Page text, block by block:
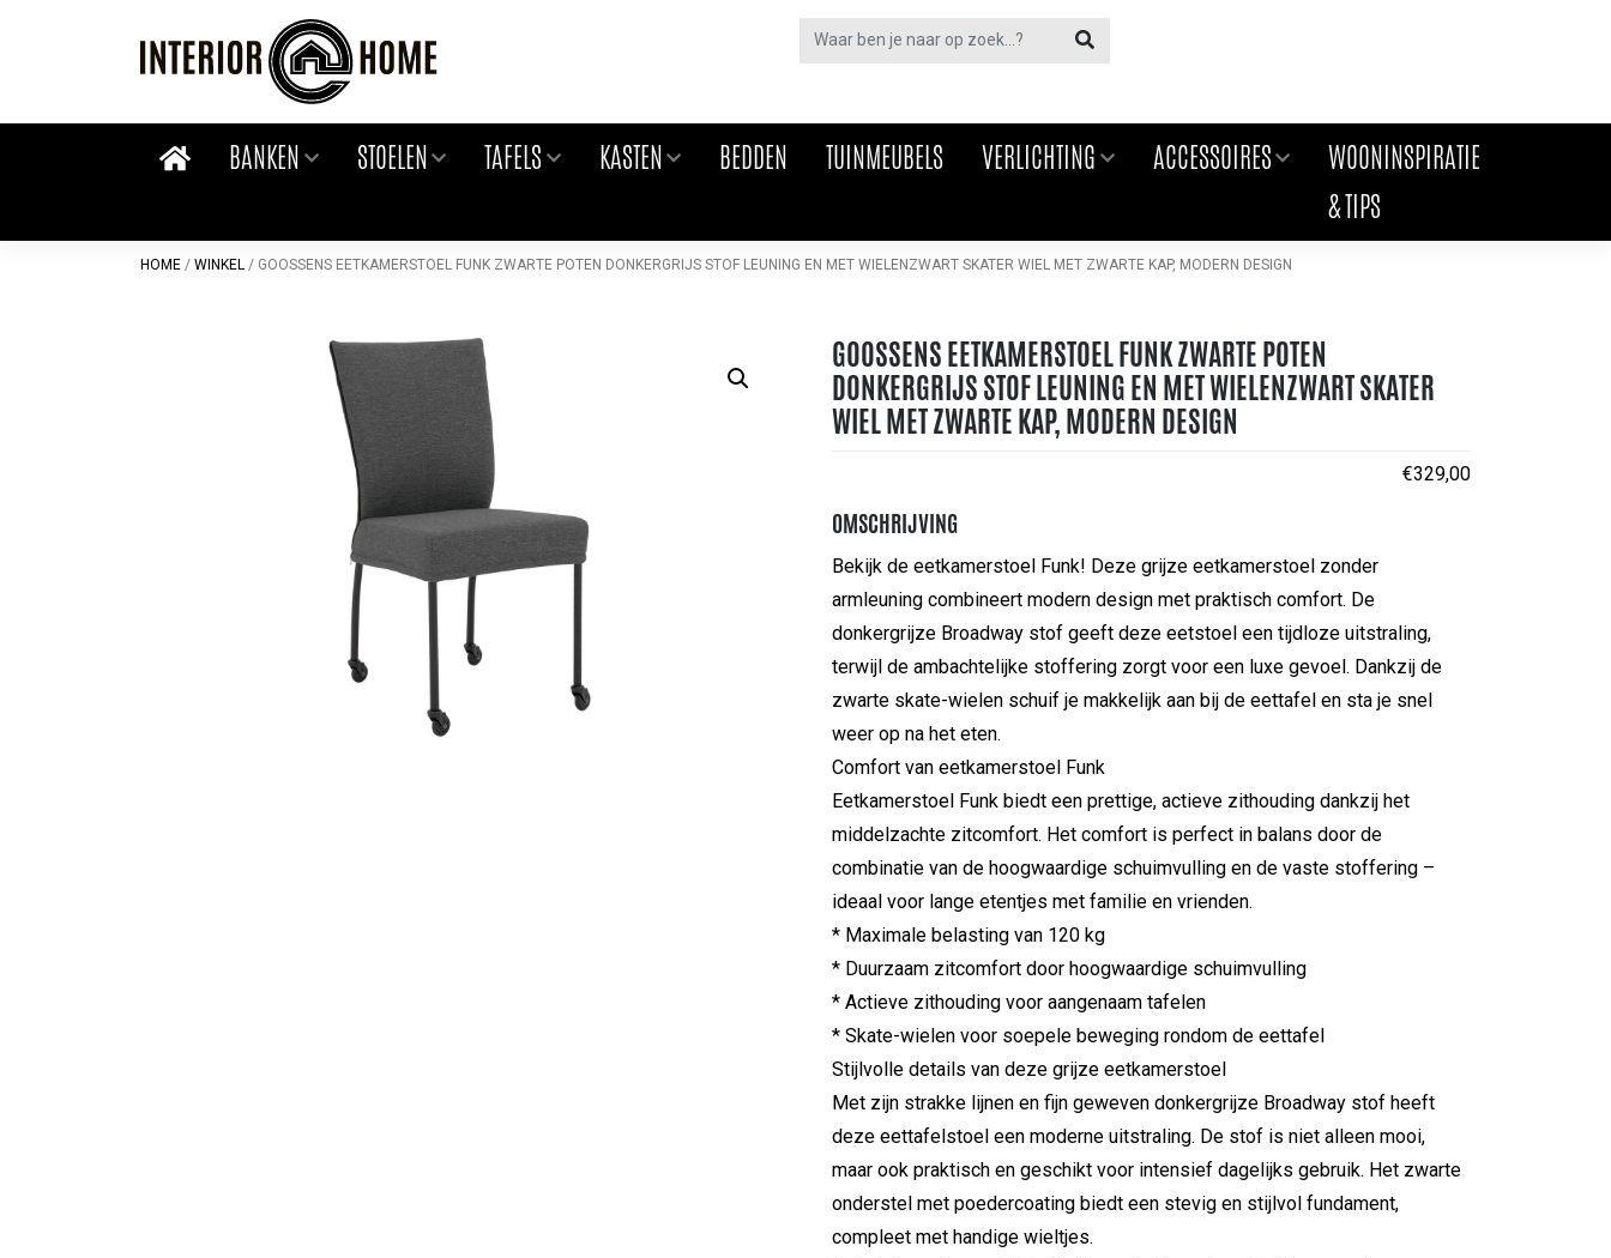
BANKEN STOELEN TAFELS KASTEN BEDDEN TUINMEUBELS VERLICHTING ACCESSOIRES
WOONINSPIRATIE
& TIPS
HOME / WINKEL / GOOSSENS EETKAMERSTOEL FUNK ZWARTE POTEN DONKERGRIJS STOF LEUNING EN MET WIELENZWART SKATER WIEL MET ZWARTE KAP, MODERN DESIGN
GOOSSENS EETKAMERSTOEL FUNK ZWARTE POTEN
DONKERGRIJS STOF LEUNING EN MET WIELENZWART SKATER
WIEL MET ZWARTE KAP, MODERN DESIGN
€329,00
OMSCHRIJVING
Bekijk de eetkamerstoel Funk! Deze grijze eetkamerstoel zonder
armleuning combineert modern design met praktisch comfort. De
donkergrijze Broadway stof geeft deze eetstoel een tijdloze uitstraling,
terwijl de ambachtelijke stoffering zorgt voor een luxe gevoel. Dankzij de
zwarte skate-wielen schuif je makkelijk aan bij de eettafel en sta je snel
weer op na het eten.
Comfort van eetkamerstoel Funk
Eetkamerstoel Funk biedt een prettige, actieve zithouding dankzij het
middelzachte zitcomfort. Het comfort is perfect in balans door de
combinatie van de hoogwaardige schuimvulling en de vaste stoffering –
ideaal voor lange etentjes met familie en vrienden.
* Maximale belasting van 120 kg
* Duurzaam zitcomfort door hoogwaardige schuimvulling
* Actieve zithouding voor aangenaam tafelen
* Skate-wielen voor soepele beweging rondom de eettafel
Stijlvolle details van deze grijze eetkamerstoel
Met zijn strakke lijnen en fijn geweven donkergrijze Broadway stof heeft
deze eettafelstoel een moderne uitstraling. De stof is niet alleen mooi,
maar ook praktisch en geschikt voor intensief dagelijks gebruik. Het zwarte
onderstel met poedercoating biedt een stevig en stijlvol fundament,
compleet met handige wieltjes.